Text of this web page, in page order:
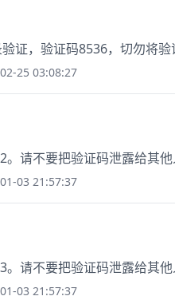
证，验证码8536，切勿将
25 03:08:27
。请不要把验证码泄露给其他
03 21:57:37
。请不要把验证码泄露给其他
03 21:57:37